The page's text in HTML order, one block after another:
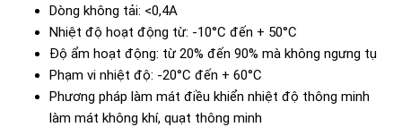
Dòng không tải: <0,4A
Nhiệt độ hoạt động từ: -10°C đến + 50°C
Độ ẩm hoạt động: từ 20% đến 90% mà không ngưng tụ
Phạm vi nhiệt độ: -20°C đến + 60°C
Phương pháp làm mát điều khiển nhiệt độ thông minh
làm mát không khí, quạt thông minh